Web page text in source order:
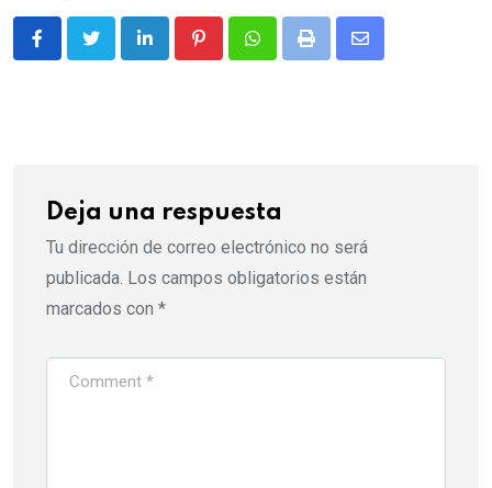
LinkedIn PinterestWhatsappPrint
Share
Deja una respuesta
Tu dirección de correo electrónico no será
publicada. Los campos obligatorios están
marcados con *